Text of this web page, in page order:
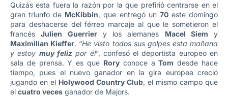
Quizás esta fuera la razón por la que prefirió centrarse en el
gran triunfo de McKibbin, que entregó un 70este domingo
para deshacerse del férreo marcaje al que le sometieron el
francésJulien Guerriery los alemanes Macel Siem y
Maximilian Kieffer. “He visto todos sus golpes esta mañana
y estoy muy felizpor él”, confesó el deportista europeo en
sala de prensa. Y es que Roryconoce aTom desde hace
tiempo, pues el nuevo ganador en la gira europea creció
jugando en el Holywood Country Club, el mismo campo que
el cuatro veces ganador de Majors.